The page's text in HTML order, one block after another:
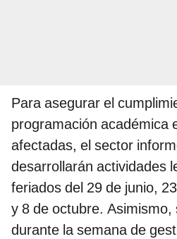
Para asegurar el
programación académica
afectadas, el sector
desarrollarán actividades
feriados del 29 de junio,
y 8 de octubre.
durante la semana de